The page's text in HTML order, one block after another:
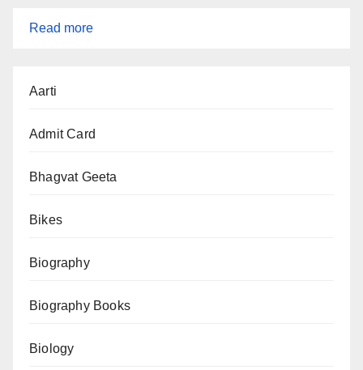
Read more:
—
Aarti
Admit Card
Bhagvat Geeta
Bikes
Biography
Biography Books
Biology